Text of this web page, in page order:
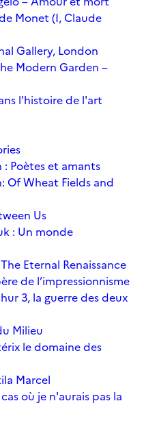
Monet (I, Claude
Gallery, London
Modern Garden –
l'histoire de l'art
Poètes et amants
Of Wheat Fields and
Us
: Un monde
Eternal Renaissance
de l’impressionnisme
3, la guerre des deux
Milieu
le domaine des
Marcel
où je n'aurais pas la